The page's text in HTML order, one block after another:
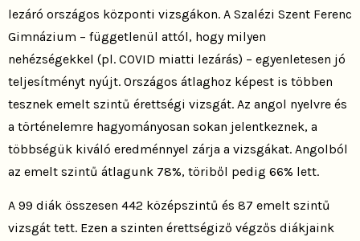
lezáró országos központi vizsgákon. A Szalézi Szent Ferenc
Gimnázium – függetlenül attól, hogy milyen
nehézségekkel (pl. COVID miatti lezárás) – egyenletesen jó
teljesítményt nyújt. Országos átlaghoz képest is többen
tesznek emelt szintű érettségi vizsgát. Az angol nyelvre és
a történelemre hagyományosan sokan jelentkeznek, a
többségük kiváló eredménnyel zárja a vizsgákat. Angolból
az emelt szintű átlagunk 78%, töriből pedig 66% lett.
A 99 diák összesen 442 középszintű és 87 emelt szintű
vizsgát tett. Ezen a szinten érettségiző végzős diákjaink